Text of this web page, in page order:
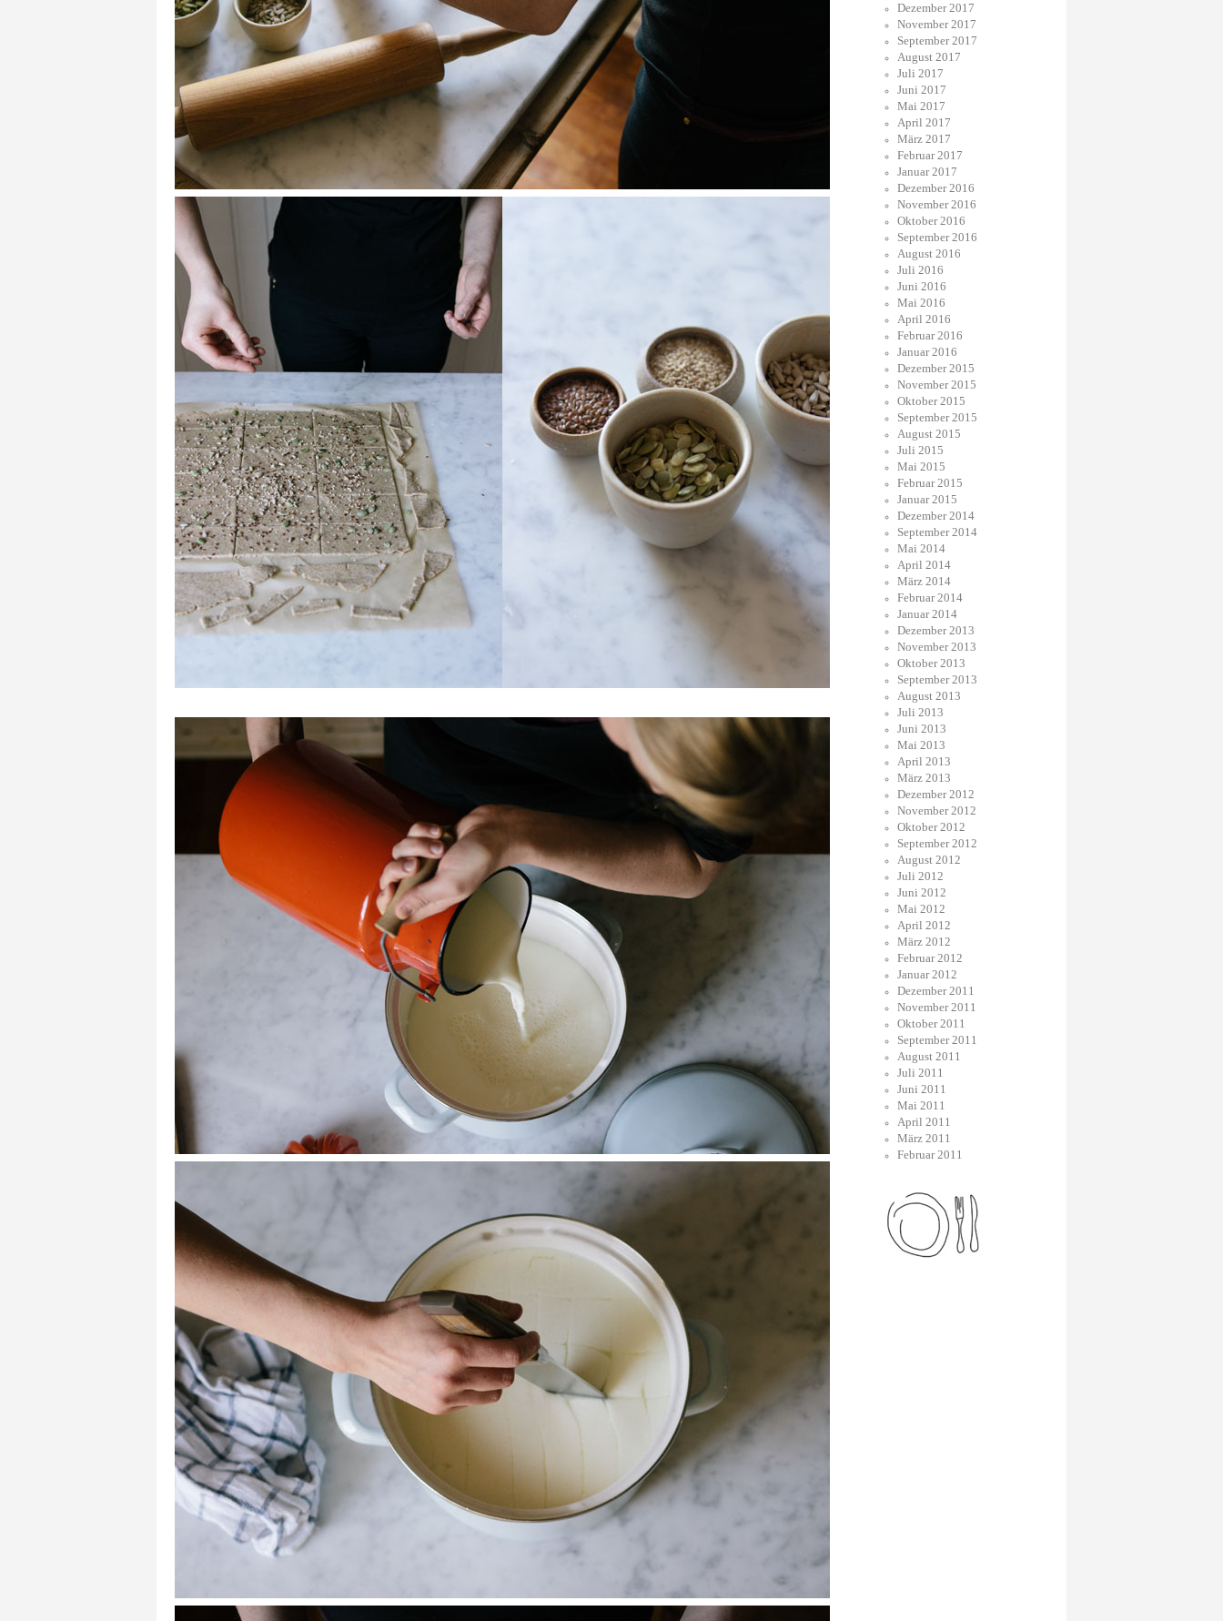
Dezember 2017
November 2017
September 2017
August 2017
Juli 2017
Juni 2017
Mai 2017
April 2017
März 2017
Februar 2017
Januar 2017
Dezember 2016
November 2016
Oktober 2016
September 2016
August 2016
Juli 2016
Juni 2016
Mai 2016
April 2016
Februar 2016
Januar 2016
Dezember 2015
November 2015
Oktober 2015
September 2015
August 2015
Juli 2015
Mai 2015
Februar 2015
Januar 2015
Dezember 2014
September 2014
Mai 2014
April 2014
März 2014
Februar 2014
Januar 2014
Dezember 2013
November 2013
Oktober 2013
September 2013
August 2013
Juli 2013
Juni 2013
Mai 2013
April 2013
März 2013
Dezember 2012
November 2012
Oktober 2012
September 2012
August 2012
Juli 2012
Juni 2012
Mai 2012
April 2012
März 2012
Februar 2012
Januar 2012
Dezember 2011
November 2011
Oktober 2011
September 2011
August 2011
Juli 2011
Juni 2011
Mai 2011
April 2011
März 2011
Februar 2011